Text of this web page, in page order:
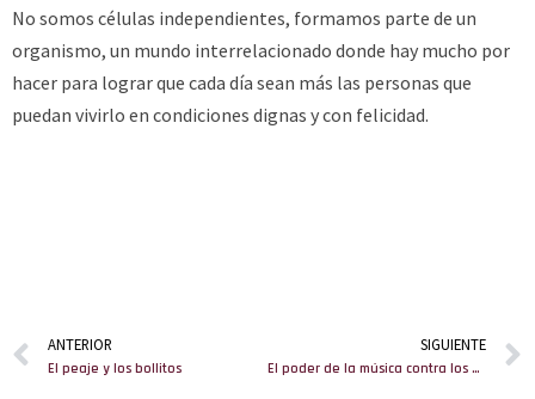
No somos células independientes, formamos parte de un
organismo, un mundo interrelacionado donde hay mucho por
hacer para lograr que cada día sean más las personas que
puedan vivirlo en condiciones dignas y con felicidad.
ANTERIOR
El peaje y los bollitos
SIGUIENTE
El poder de la música contra los efectos del alzhéimer